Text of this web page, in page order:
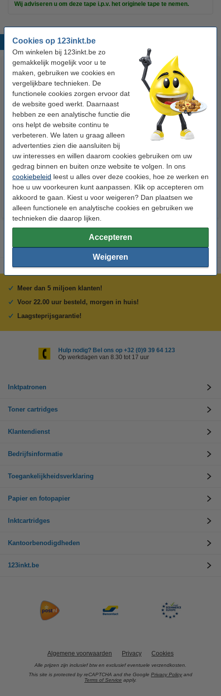
Cookies op 123inkt.be
Om winkelen bij 123inkt.be zo
gemakkelijk mogelijk voor u te
maken, gebruiken we cookies en
vergelijkbare technieken. De
functionele cookies zorgen ervoor dat
de website goed werkt. Daarnaast
hebben ze een analytische functie die
ons helpt de website continu te
verbeteren. We laten u graag alleen
advertenties zien die aansluiten bij
uw interesses en willen daarom cookies gebruiken om uw
gedrag binnen en buiten onze website te volgen. In ons
cookiebeleid leest u alles over deze cookies, hoe ze werken en
hoe u uw voorkeuren kunt aanpassen. Klik op accepteren om
akkoord te gaan. Kiest u voor weigeren? Dan plaatsen we
alleen functionele en analytische cookies en gebruiken we
technieken die daarop lijken.
Accepteren
Weigeren
Wij adviseren u om deze tape i.p.v. het originele tape te nemen.
Populaire producten
123inkt kopieerpapier 1 pak van
500 vellen A4 - 80 g/m²
€ 7,25
Apple iPhone Lightning
€ 13,95
Meer dan 5 miljoen klanten!
Voor 22.00 uur besteld, morgen in huis!
Laagsteprijsgarantie!
Hulp nodig? Bel ons op +32 (0)9 39 64 123
Op werkdagen van 8.30 tot 17 uur
Inktpatronen
Toner cartridges
Klantendienst
Bedrijfsinformatie
Toegankelijkheidsverklaring
Papier en fotopapier
Inktcartridges
Kantoorbenodigdheden
123inkt.be
Algemene voorwaarden Privacy Cookies
Alle prijzen zijn inclusief btw en exclusief eventuele verzendkosten.
This site is protected by reCAPTCHA and the Google Privacy Policy and
Terms of Service apply.